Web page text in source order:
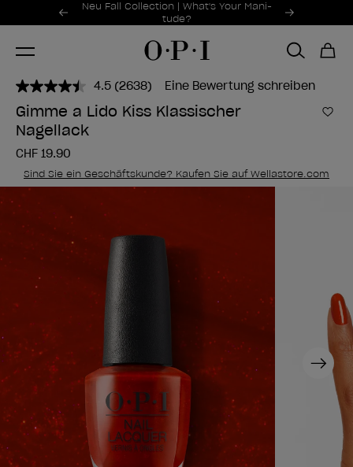
Sonderangebote
Neu Fall Collection | What's Your Mani-
tude?
Item 1 of 2
4.5 2638
Bewertungen
lesen..
Seite.
(2638) Eine Bewertung schreiben
Gimme a Lido Kiss Klassischer
Nagellack
Zur
CHF 19.90
Sind Sie ein Geschäftskunde? Kaufen Sie auf Wellastore.com
Next